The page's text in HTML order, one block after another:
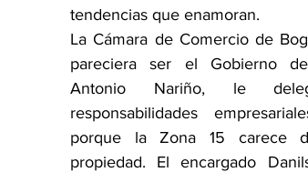
tendencias que enamoran.
La Cámara de Comercio de
pareciera ser el Gobierno
Antonio Nariño, le
responsabilidades
porque la Zona 15 carece
propiedad. El encargado